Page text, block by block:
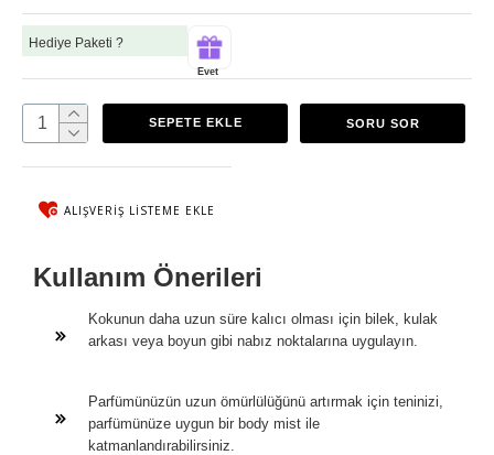
Hediye Paketi ?
Evet
SEPETE EKLE SORU SOR
ALIŞVERIŞ LISTEME EKLE
Kullanım Önerileri
Kokunun daha uzun süre kalıcı olması için bilek, kulak
arkası veya boyun gibi nabız noktalarına uygulayın.
Parfümünüzün uzun ömürlülüğünü artırmak için teninizi,
parfümünüze uygun bir body mist ile
katmanlandırabilirsiniz.